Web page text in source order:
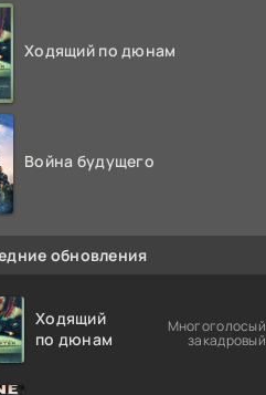
Ходящий по дюнам
Война будущего
обновления
Ходящий
по дюнам
Многоголосый
закадровый